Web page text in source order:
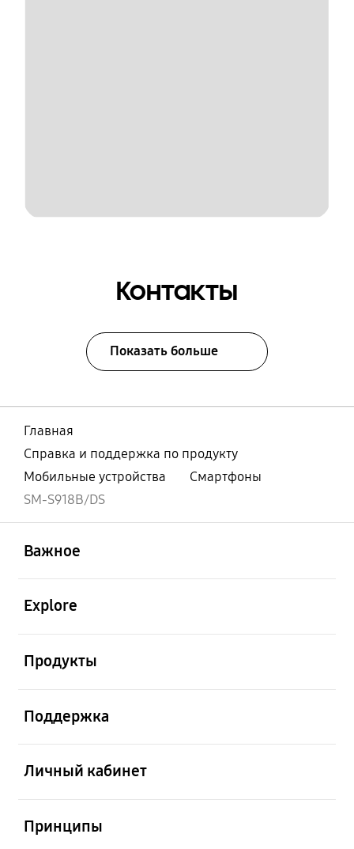
Контакты
Показать больше
Главная
Справка и поддержка по продукту
Мобильные устройства
Смартфоны
SM-S918B/DS
Важное
Explore
Продукты
Поддержка
Личный кабинет
Принципы